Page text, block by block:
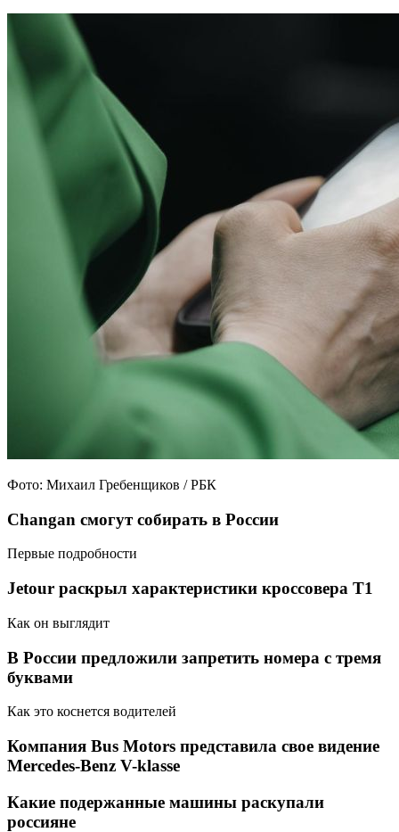
Фото: Михаил Гребенщиков / РБК
Changan смогут собирать в России
Первые подробности
Jetour раскрыл характеристики кроссовера T1
Как он выглядит
В России предложили запретить номера с тремя
буквами
Как это коснется водителей
Компания Bus Motors представила свое видение
Mercedes-Benz V-klasse
Какие подержанные машины раскупали
россияне